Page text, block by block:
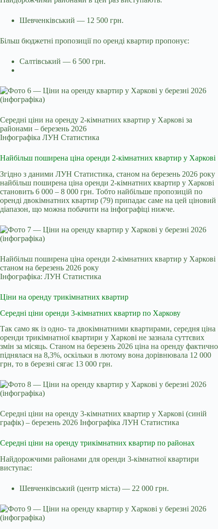
Шевченківський — 12 500 грн.
Більш бюджетні пропозиції по оренді квартир пропонує:
Салтівський — 6 500 грн.
Середні ціни на оренду 2-кімнатних квартир у Харкові за
районами – березень 2026
Інфографіка ЛУН Статистика
Найбільш поширена ціна оренди 2-кімнатних квартир у Харкові
Згідно з даними ЛУН Статистика, станом на березень 2026 року
найбільш поширена ціна оренди 2‑кімнатних квартир у Харкові
становить 6 000 – 8 000 грн. Тобто найбільше пропозицій по
оренді двокімнатних квартир (79) припадає саме на цей ціновий
діапазон, що можна побачити на інфографіці нижче.
Найбільш поширена ціна оренди 2-кімнатних квартир у Харкові
станом на березень 2026 року
Інфографіка: ЛУН Статистика
Ціни на оренду трикімнатних квартир
Середні ціни оренди 3-кімнатних квартир по Харкову
Так само як із одно- та двокімнатними квартирами, середня ціна
оренди трикімнатної квартири у Харкові не зазнала суттєвих
змін за місяць. Станом на березень 2026 ціна на оренду фактично
піднялася на 8,3%, оскільки в лютому вона дорівнювала 12 000
грн, то в березні сягає 13 000 грн.
Середні ціни на оренду 3-кімнатних квартир у Харкові (синій
графік) – березень 2026 Інфографіка ЛУН Статистика
Середні ціни на оренду трикімнатних квартир по районах
Найдорожчими районами для оренди 3-кімнатної квартири
виступає:
Шевченківський (центр міста) — 22 000 грн.